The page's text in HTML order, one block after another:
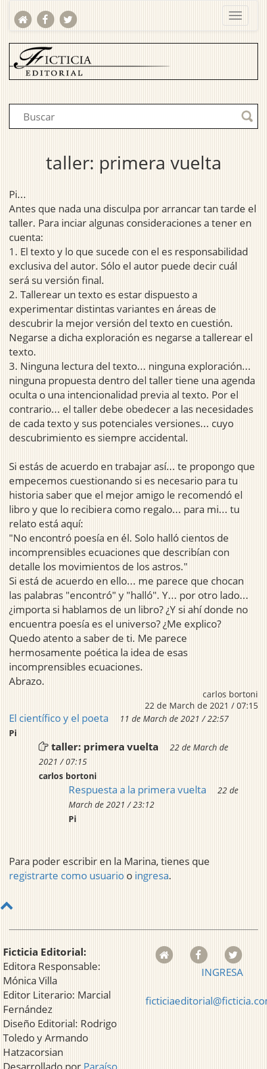
taller: primera vuelta
Pi...
Antes que nada una disculpa por arrancar tan tarde el
taller. Para inciar algunas consideraciones a tener en
cuenta:
1. El texto y lo que sucede con el es responsabilidad
exclusiva del autor. Sólo el autor puede decir cuál
será su versión final.
2. Tallerear un texto es estar dispuesto a
experimentar distintas variantes en áreas de
descubrir la mejor versión del texto en cuestión.
Negarse a dicha exploración es negarse a tallerear el
texto.
3. Ninguna lectura del texto... ninguna exploración...
ninguna propuesta dentro del taller tiene una agenda
oculta o una intencionalidad previa al texto. Por el
contrario... el taller debe obedecer a las necesidades
de cada texto y sus potenciales versiones... cuyo
descubrimiento es siempre accidental.
Si estás de acuerdo en trabajar así... te propongo que
empecemos cuestionando si es necesario para tu
historia saber que el mejor amigo le recomendó el
libro y que lo recibiera como regalo... para mi... tu
relato está aquí:
"No encontró poesía en él. Solo halló cientos de
incomprensibles ecuaciones que describían con
detalle los movimientos de los astros."
Si está de acuerdo en ello... me parece que chocan
las palabras "encontró" y "halló". Y... por otro lado...
¿importa si hablamos de un libro? ¿Y si ahí donde no
encuentra poesía es el universo? ¿Me explico?
Quedo atento a saber de ti. Me parece
hermosamente poética la idea de esas
incomprensibles ecuaciones.
Abrazo.
carlos bortoni
22 de March de 2021 / 07:15
El científico y el poeta
11 de March de 2021 / 22:57
Pi
taller: primera vuelta
22 de March de
2021 / 07:15
carlos bortoni
Respuesta a la primera vuelta
22 de
March de 2021 / 23:12
Pi
Para poder escribir en la Marina, tienes que
registrarte como usuario o ingresa.
Ficticia Editorial:
Editora Responsable:
Mónica Villa
Editor Literario: Marcial
Fernández
Diseño Editorial: Rodrigo
Toledo y Armando
Hatzacorsian
INGRESA